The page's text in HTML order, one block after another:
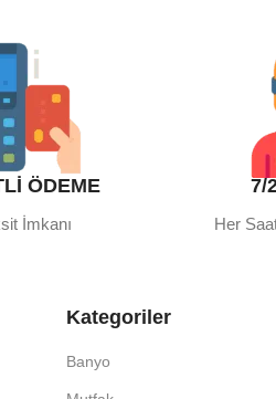
ÖDEME
İmkanı
7/
Her
Kategoriler
Banyo